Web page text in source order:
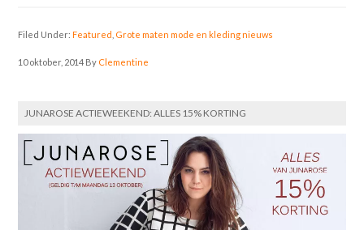
Filed Under:Featured Grote maten mode en kleding nieuws
10 oktober, 2014 By Clementine
JUNAROSE ACTIEWEEKEND: ALLES 15% KORTING